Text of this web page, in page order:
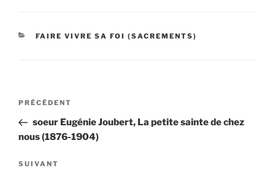
CATÉGORIES
FAIRE VIVRE SA FOI (SACREMENTS)
Navigation
l’article
Article
précédent
PRÉCÉDENT
soeur Eugénie Joubert, La petite sainte de chez
nous (1876-1904)
Article
SUIVANT